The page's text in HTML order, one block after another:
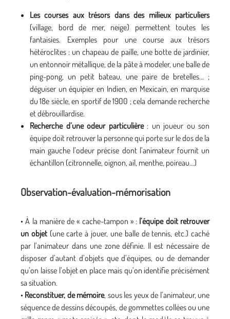
Les courses aux trésors dans des milieux particuliers
(village, bord de mer, neige) permettent toutes les
fantaisies. Exemples pour une course aux trésors
hétéroclites : un chapeau de paille, une botte de jardinier,
un entonnoir métallique, de la pâte à modeler, une balle de
ping-pong, un petit bateau, une paire de bretelles... ;
déguiser un équipier en Indien, en Mexicain, en marquise
du 18e siècle, en sportif de 1900 ; cela demande recherche
et débrouillardise.
Recherche d’une odeur particulière: un joueur ou son
équipe doit retrouver la personne qui porte sur le dos de la
main gauche l’odeur précise dont l’animateur fournit un
échantillon (citronnelle, oignon, ail, menthe, poireau…)
Observation-évaluation-mémorisation
• À la manière de « cache-tampon » : l’équipe doit retrouver
un objet(une carte à jouer, une balle de tennis, etc.) caché
par l’animateur dans une zone définie. Il est nécessaire de
disposer d’autant d’objets que d’équipes, ou de demander
qu’on laisse l’objet en place mais qu’on identifie précisément
sa situation.
• Reconstituer, de mémoire, sous les yeux de l’animateur, une
séquence de dessins découpés, de gommettes collées ou une